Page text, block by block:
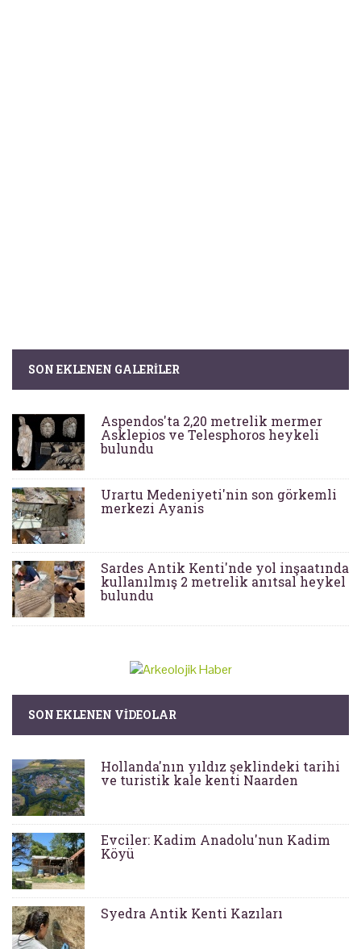
SON EKLENEN GALERILER
Aspendos'ta 2,20 metrelik mermer
Asklepios ve Telesphoros heykeli
bulundu
Urartu Medeniyeti'nin son görkemli
merkezi Ayanis
Sardes Antik Kenti'nde yol inşaatında
kullanılmış 2 metrelik anıtsal heykel
bulundu
SON EKLENEN VIDEOLAR
Hollanda'nın yıldız şeklindeki tarihi
ve turistik kale kenti Naarden
Evciler: Kadim Anadolu'nun Kadim
Köyü
Syedra Antik Kenti Kazıları